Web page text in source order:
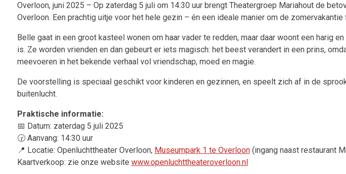
Overloon, juni 2025 – Op zaterdag 5 juli om 14:30 uur brengt Theatergroep Mariahout de
Overloon. Een prachtig uitje voor het hele gezin – én een ideale manier om de
Belle gaat in een groot kasteel wonen om haar vader te redden, maar daar woont een harig
is. Ze worden vrienden en dan gebeurt er iets magisch: het beest verandert in een prins,
meevoeren in het bekende verhaal vol vriendschap, moed en magie.
De voorstelling is speciaal geschikt voor kinderen en gezinnen, en speelt zich af in de
buitenlucht.
Praktische informatie:
📅 Datum: zaterdag 5 juli 2025
🕝Aanvang: 14:30 uur
📍 Locatie: Openluchttheater Overloon, Museumpark 1 te Overloon(ingang naast restaurant
Kaartverkoop: zie onze website www.openluchttheateroverloon.nl